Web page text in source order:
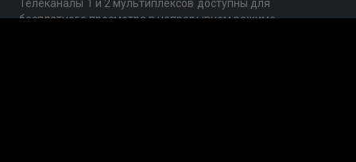
Телеканалы 1 и 2 мультиплексов доступны для
бесплатного просмотра в непрерывном режиме,